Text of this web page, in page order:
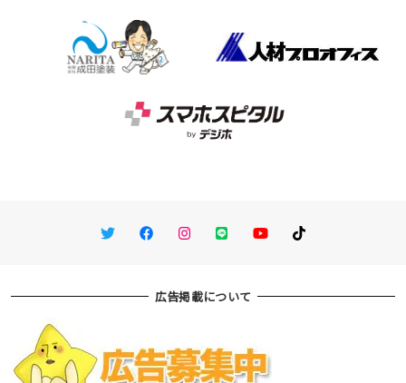
TwitterFacebookInstagram
LINE You TubeTikTok
広告掲載について